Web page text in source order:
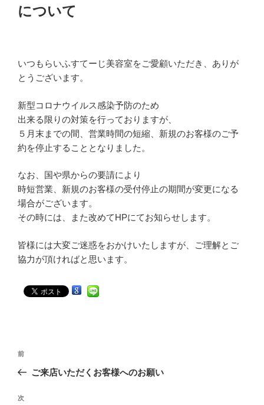
について
いつもらいふすてーじ美容室をご愛顧いただき、ありが
とうございます。
新型コロナウイルス感染予防のため
出来る限りの対策を行っておりますが、
５月末までの間、営業時間の短縮、新規のお客様のご予
約を停止することとなりました。
なお、国や県からの要請により
時短営業、新規のお客様の受付停止の期間が変更になる
場合がございます。
その時には、また改めてHPにてお知らせします。
皆様には大変ご迷惑をおかけいたしますが、ご理解とご
協力が頂ければと思います。
投
ビ
過
去
投
前
ご来店いただくお客様へのお願い
次
次